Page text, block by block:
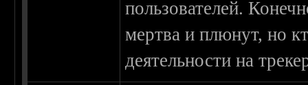
пользователей.
мертва и плюнут, но
деятельности на